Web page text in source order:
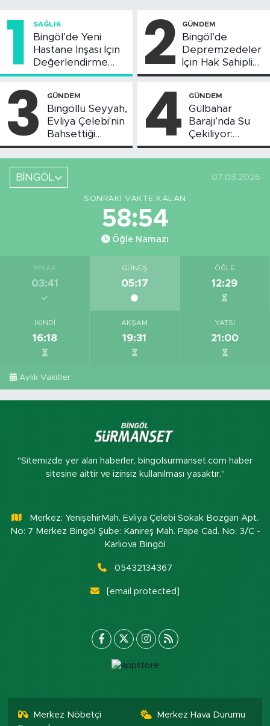
1 SAĞLIK
Bingöl’de Yeni
Hastane İnşası İçin
Değerlendirme
Toplantısı Yapıldı
2 GÜNDEM
Bingöl’de
Depremzedeler
İçin Hak Sahipliği
Askı Süreci
3 GÜNDEM
Bingöllü Seyyah,
Evliya Çelebi'nin
Bahsettiği
Bingöl'deki O
Yeri Görüntüledi
4 GÜNDEM
Gülbahar
Barajı’nda Su
Çekiliyor:
Piknikçi Sayısı
Azaldı
BİNGÖL
07.08.2026
SONRAKI VAKTE KALAN
58:53
Öğle Namazı
İMSAK
03:41
GÜNEŞ
05:17
ÖĞLE
12:29
İKINDI
16:18
AKŞAM
19:31
YATSI
21:00
Aylık Vakitler
"Sitemizde yer alan haberler, bingolsurmanset.com haber
sitesine aittir ve izinsiz kullanılması yasaktır."
Merkez: YenişehirMah. Evliya Çelebi Sokak Bozgan Apt.
No: 7 Merkez Bingöl Şube: Kanireş Mah. Pape Cad. No: 3/C -
Karlıova Bingöl
05432134367
[email protected]
Merkez Nöbetçi
Merkez Hava Durumu